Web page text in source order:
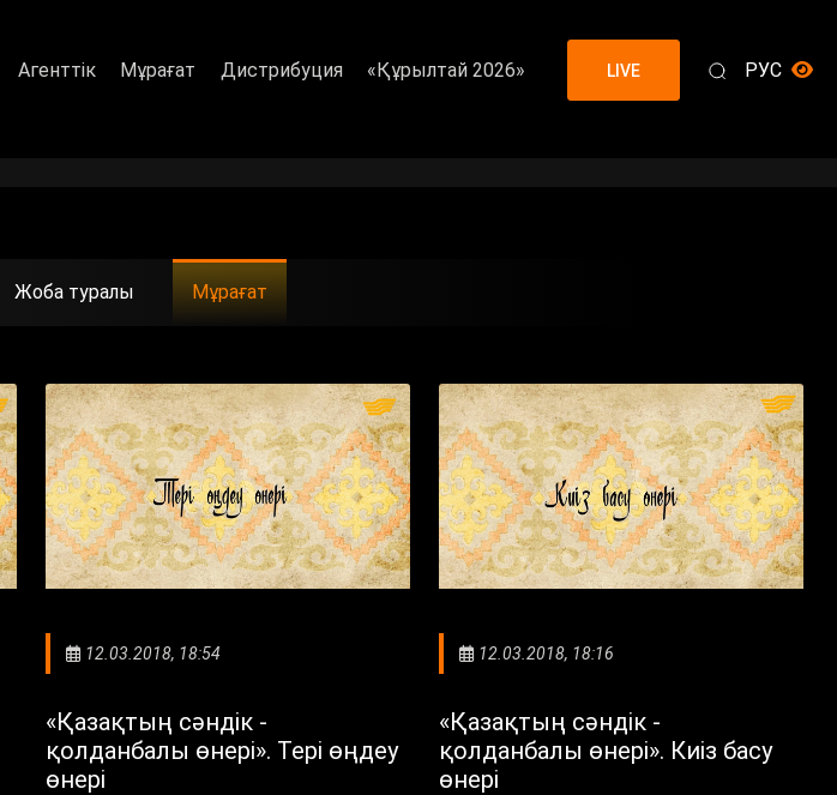
Агенттік Мұрағат Дистрибуция «Құрылтай 2026» LIVE РУС
Жоба туралы Мұрағат
12.03.2018, 18:54
«Қазақтың сәндік -
қолданбалы өнері». Тері өңдеу
өнері
12.03.2018, 18:16
«Қазақтың сәндік -
қолданбалы өнері». Киіз басу
өнері